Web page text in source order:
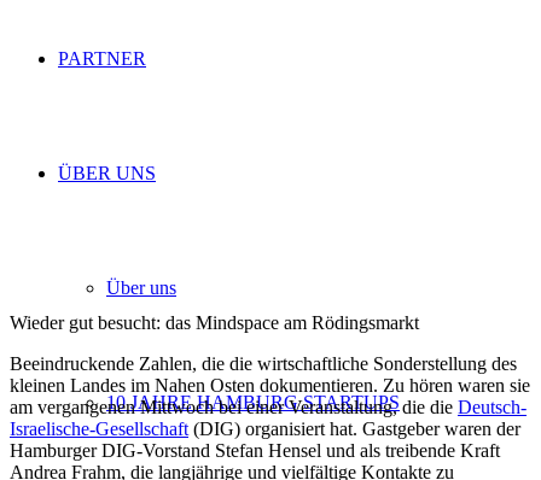
PARTNER
ÜBER UNS
Über uns
10 JAHRE HAMBURG STARTUPS
Wieder gut besucht: das Mindspace am Rödingsmarkt
Beeindruckende Zahlen, die die wirtschaftliche Sonderstellung des
kleinen Landes im Nahen Osten dokumentieren. Zu hören waren sie
am vergangenen Mittwoch bei einer Veranstaltung, die die Deutsch-
Israelische-Gesellschaft (DIG) organisiert hat. Gastgeber waren der
Hamburger DIG-Vorstand Stefan Hensel und als treibende Kraft
Andrea Frahm, die langjährige und vielfältige Kontakte zu